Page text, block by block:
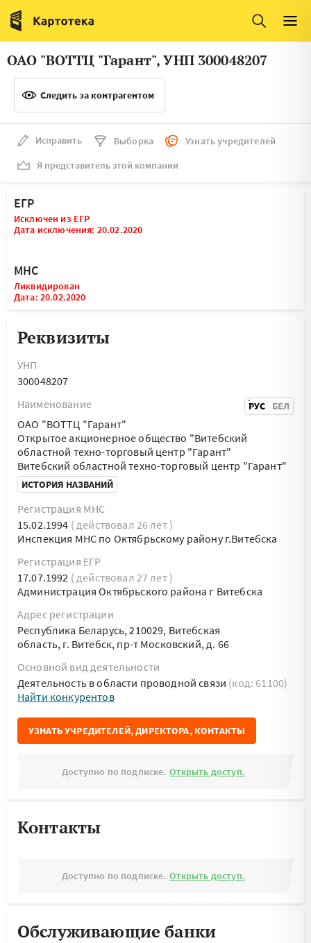
Италия
Люксембург
Литва
Нидерланды
ОАО "ВОТТЦ "Гарант", УНП 300048207
Следить за контрагентом
Исправить Выборка
Узнать учредителей
Я представитель этой компании
ЕГР
Исключен из ЕГР
Дата исключения: 20.02.2020
МНС
Ликвидирован
Дата: 20.02.2020
Реквизиты
УНП
300048207
Наименование
РУС БЕЛ
ОАО "ВОТТЦ "Гарант"
Открытое акционерное общество "Витебский
областной техно-торговый центр "Гарант"
Витебский областной техно-торговый центр "Гарант"
ИСТОРИЯ НАЗВАНИЙ
Регистрация МНС
15.02.1994 ( действовал 26 лет )
Инспекция МНС по Октябрьскому району г.Витебска
Регистрация ЕГР
17.07.1992 ( действовал 27 лет )
Администрация Октябрьского района г Витебска
Адрес регистрации
Республика Беларусь, 210029, Витебская
область, г. Витебск, пр-т Московский, д. 66
Основной вид деятельности
Деятельность в области проводной связи (код: 61100)
Найти конкурентов
УЗНАТЬ УЧРЕДИТЕЛЕЙ, ДИРЕКТОРА, КОНТАКТЫ
Доступно по подписке. Открыть доступ.
Контакты
Доступно по подписке. Открыть доступ.
Обслуживающие банки